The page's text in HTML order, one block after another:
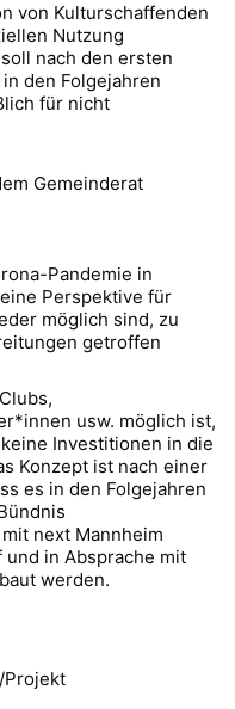
von Kulturschaffenden
Nutzung
nach den ersten
den Folgejahren
für nicht
Gemeinderat
Pandemie in
Perspektive für
möglich sind, zu
getroffen
usw. möglich ist,
Investitionen in die
Konzept ist nach einer
es in den Folgejahren
next Mannheim
in Absprache mit
werden.
Projekt